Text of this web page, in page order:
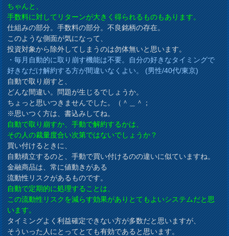
ちゃんと、
手数料に対してリターンが大きく得られるものもあります。
仕組みの部分。手数料の部分。不良銘柄の存在。
このような側面が気になって、
投資対象から除外してしまうのは勿体無いと思います。
・毎月自動的に取り崩す機能は不要。自分の好きなタイミングで
好きなだけ解約する方が間違いなくよい。 (男性/40代/東京)
自動で取り崩すと、
どんな間違い。問題が生じるでしょうか。
ちょっと思いつきませんでした。（＾＿＾；
※思いつく方は、書込みしてね。
自動で取り崩すか、手動で解約するかは、
その人の裁量度合い次第ではないでしょうか？
買い付けるときに、
自動積立するのと、手動で買い付けるのの違いに似ていますね。
金融商品は、常に値動きがある
流動性リスクがあるものです。
自動で定期的に処理することは、
この流動性リスクを減らす効果がありとてもよいシステムだと思
います。
タイミングよく利益確定できない方が多数だと思いますが、
そういった人にとってとても有効であると思います。